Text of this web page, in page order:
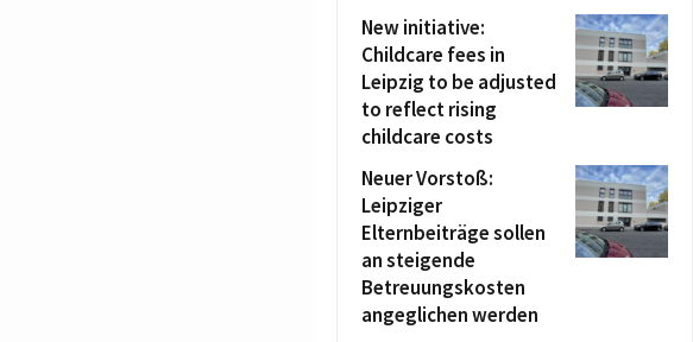
New initiative:
Childcare fees in
Leipzig to be adjusted
to reflect rising
childcare costs
Neuer Vorstoß:
Leipziger
Elternbeiträge sollen
an steigende
Betreuungskosten
angeglichen werden